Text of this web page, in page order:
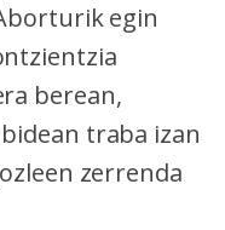
egin
berean,
traba izan
zerrenda